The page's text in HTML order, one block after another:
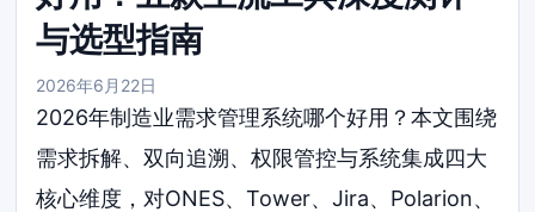
与选型指南
2026年6月22日
2026年制造业需求管理系统哪个好用？本文围绕
需求拆解、双向追溯、权限管控与系统集成四大
核心维度，对ONES、Tower、Jira、Polarion、